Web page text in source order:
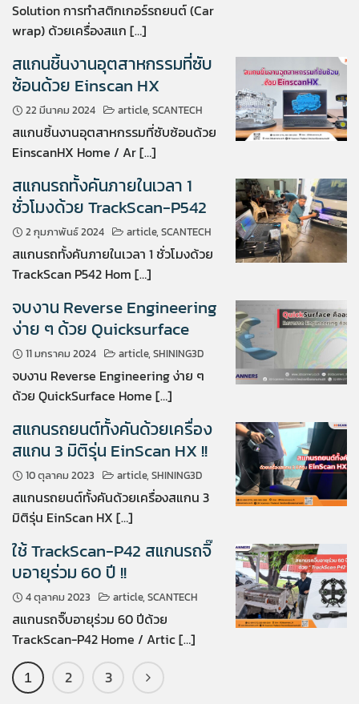
Solution การทำสติกเกอร์รถยนต์ (Car
wrap) ด้วยเครื่องสแก […]
สแกนชิ้นงานอุตสาหกรรมที่ซับ
ซ้อนด้วย Einscan HX
22 มีนาคม 2024 article, SCANTECH
สแกนชิ้นงานอุตสาหกรรมที่ซับซ้อนด้วย
EinscanHX Home / Ar […]
สแกนรถทั้งคันภายในเวลา 1
ชั่วโมงด้วย TrackScan-P542
2 กุมภาพันธ์ 2024 article, SCANTECH
สแกนรถทั้งคันภายในเวลา 1 ชั่วโมงด้วย
TrackScan P542 Hom […]
จบงาน Reverse Engineering
ง่าย ๆ ด้วย Quicksurface
11 มกราคม 2024 article, SHINING3D
จบงาน Reverse Engineering ง่าย ๆ
ด้วย QuickSurface Home […]
สแกนรถยนต์ทั้งคันด้วยเครื่อง
สแกน 3 มิติรุ่น EinScan HX !!
10 ตุลาคม 2023 article, SHINING3D
สแกนรถยนต์ทั้งคันด้วยเครื่องสแกน 3
มิติรุ่น EinScan HX […]
ใช้ TrackScan-P42 สแกนรถจิ๊
บอายุร่วม 60 ปี !!
4 ตุลาคม 2023 article, SCANTECH
สแกนรถจิ๊บอายุร่วม 60 ปีด้วย
TrackScan-P42 Home / Artic […]
1 2 3